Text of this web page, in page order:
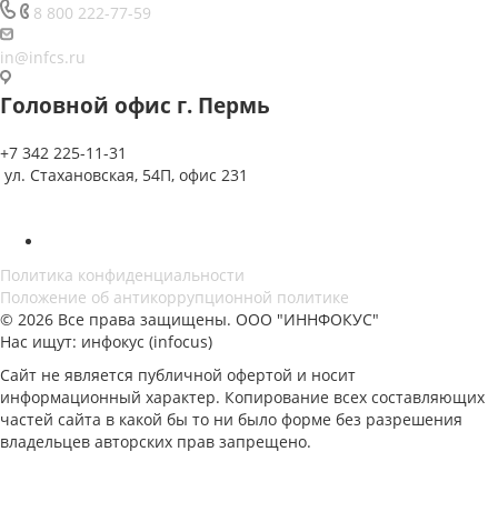
8 800 222-77-59
in@infcs.ru
Головной офис г. Пермь
+7 342 225-11-31
ул. Стахановская, 54П, офис 231
Политика конфиденциальности
Положение об антикоррупционной политике
© 2026 Все права защищены. ООО "ИННФОКУС"
Нас ищут: инфокус (infocus)
Сайт не является публичной офертой и носит
информационный характер. Копирование всех составляющих
частей сайта в какой бы то ни было форме без разрешения
владельцев авторских прав запрещено.